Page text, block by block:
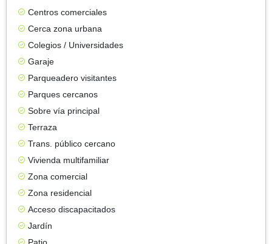
Centros comerciales
Cerca zona urbana
Colegios / Universidades
Garaje
Parqueadero visitantes
Parques cercanos
Sobre vía principal
Terraza
Trans. público cercano
Vivienda multifamiliar
Zona comercial
Zona residencial
Acceso discapacitados
Jardín
Patio